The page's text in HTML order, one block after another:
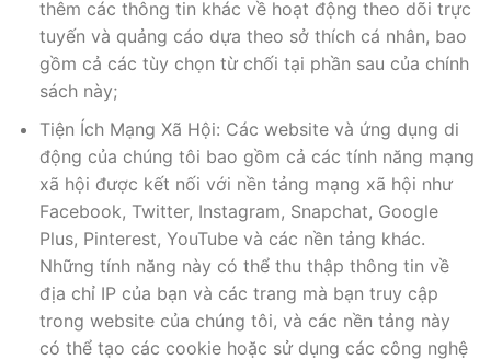
thêm các thông tin khác về hoạt động theo dõi trực
tuyến và quảng cáo dựa theo sở thích cá nhân, bao
gồm cả các tùy chọn từ chối tại phần sau của chính
sách này;
Tiện Ích Mạng Xã Hội: Các website và ứng dụng di
động của chúng tôi bao gồm cả các tính năng mạng
xã hội được kết nối với nền tảng mạng xã hội như
Facebook, Twitter, Instagram, Snapchat, Google
Plus, Pinterest, YouTube và các nền tảng khác.
Những tính năng này có thể thu thập thông tin về
địa chỉ IP của bạn và các trang mà bạn truy cập
trong website của chúng tôi, và các nền tảng này
có thể tạo các cookie hoặc sử dụng các công nghệ